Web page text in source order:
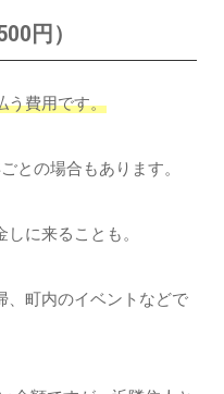
円）
う費用です。
との場合もあります。
に来ることも。
、町内のイベントなどで